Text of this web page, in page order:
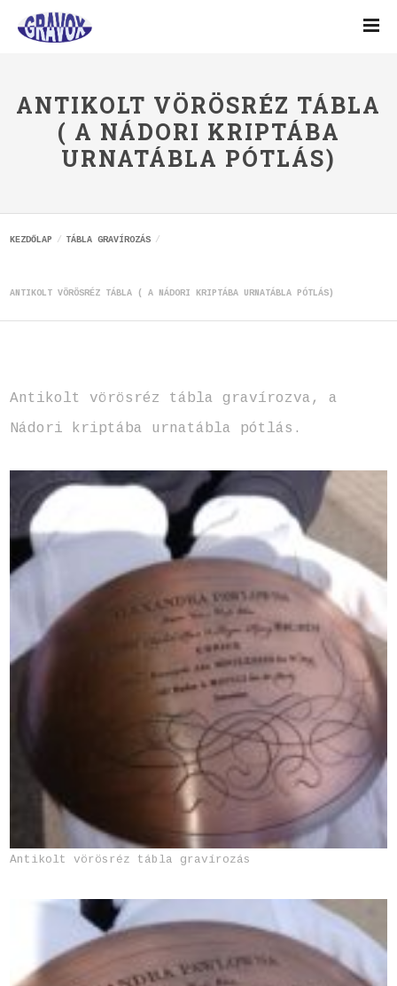
ANTIKOLT VÖRÖSRÉZ TÁBLA
( A NÁDORI KRIPTÁBA
URNATÁBLA PÓTLÁS)
KEZDŐLAP TÁBLA GRAVÍROZÁS
ANTIKOLT VÖRÖSRÉZ TÁBLA ( A NÁDORI KRIPTÁBA URNATÁBLA PÓTLÁS)
Antikolt vörösréz tábla gravírozva, a
Nádori kriptába urnatábla pótlás.
Antikolt vörösréz tábla gravírozás